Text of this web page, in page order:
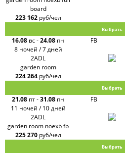
board
223 162 руб/чел
Выбрать
16.08 вс-24.08 пн
8 ночей / 7 дней
FB
2ADL
garden room
224 264 руб/чел
Выбрать
21.08 пт-31.08 пн
11 ночей / 10 дней
FB
2ADL
garden room noexb fb
225 270 руб/чел
Выбрать